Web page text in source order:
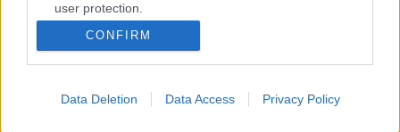
user protection.
CONFIRM
Data Deletion Data Access Privacy Policy
KIEMELT